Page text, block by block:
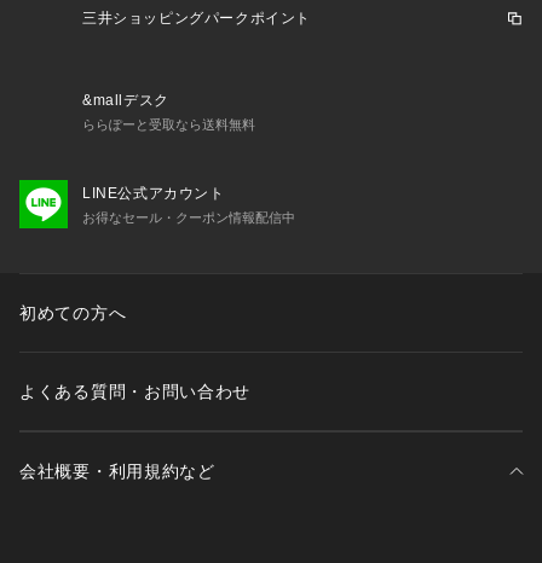
三井ショッピングパークポイント
&mallデスク
ららぽーと受取なら送料無料
LINE公式アカウント
お得なセール・クーポン情報配信中
初めての方へ
よくある質問・お問い合わせ
会社概要・利用規約など